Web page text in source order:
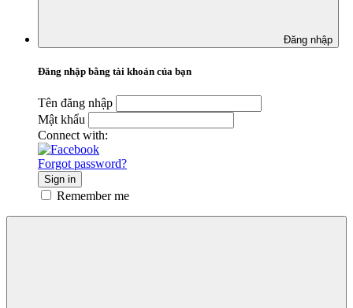
Đăng nhập
Đăng nhập bằng tài khoản của bạn
Tên đăng nhập
Mật khẩu
Connect with:
Forgot password?
Sign in
Remember me